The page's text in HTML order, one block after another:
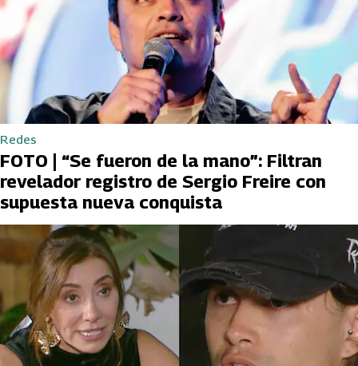
Redes
FOTO | “Se fueron de la mano”: Filtran
revelador registro de Sergio Freire con
supuesta nueva conquista